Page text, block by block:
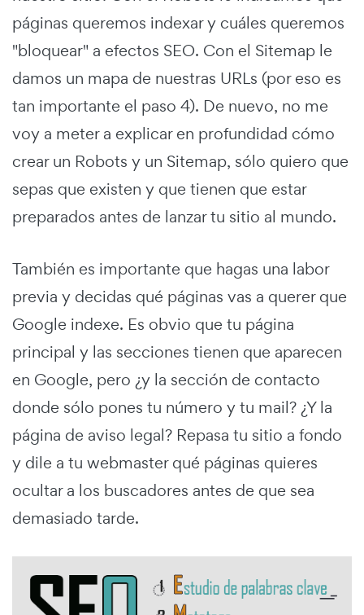
páginas queremos indexar y cuáles queremos
"bloquear" a efectos SEO. Con el Sitemap le
damos un mapa de nuestras URLs (por eso es
tan importante el paso 4). De nuevo, no me
voy a meter a explicar en profundidad cómo
crear un Robots y un Sitemap, sólo quiero que
sepas que existen y que tienen que estar
preparados antes de lanzar tu sitio al mundo.
También es importante que hagas una labor
previa y decidas qué páginas vas a querer que
Google indexe. Es obvio que tu página
principal y las secciones tienen que aparecen
en Google, pero ¿y la sección de contacto
donde sólo pones tu número y tu mail? ¿Y la
página de aviso legal? Repasa tu sitio a fondo
y dile a tu webmaster qué páginas quieres
ocultar a los buscadores antes de que sea
demasiado tarde.